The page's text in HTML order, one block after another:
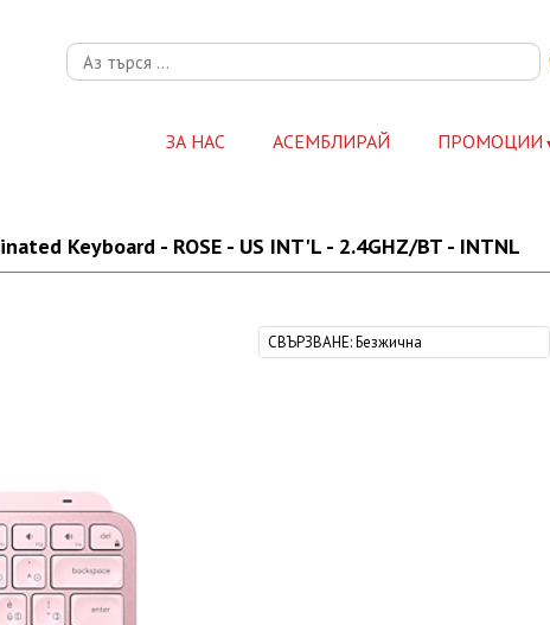
ЗА НАС АСЕМБЛИРАЙ ПРОМОЦИИ
Keyboard - ROSE - US INT'L - 2.4GHZ/BT - INTNL
СВЪРЗВАНЕ:Безжична